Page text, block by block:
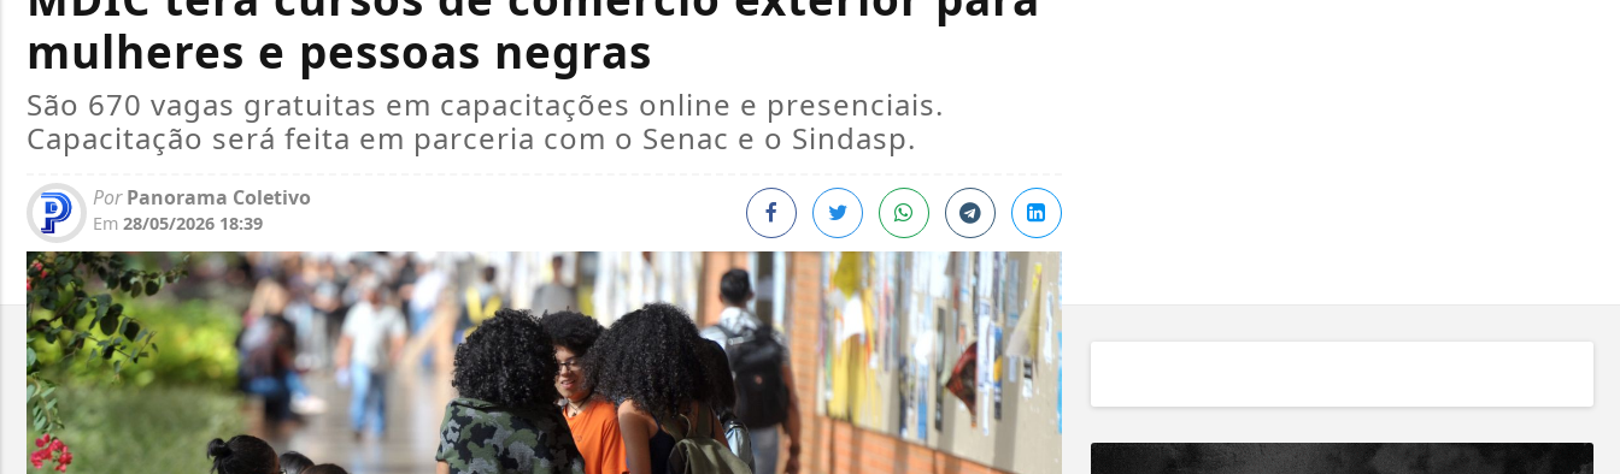
mulheres e pessoas negras
São 670 vagas gratuitas em capacitações online e presenciais.
Capacitação será feita em parceria com o Senac e o Sindasp.
PorPanorama Coletivo
Em 28/05/2026 18:39